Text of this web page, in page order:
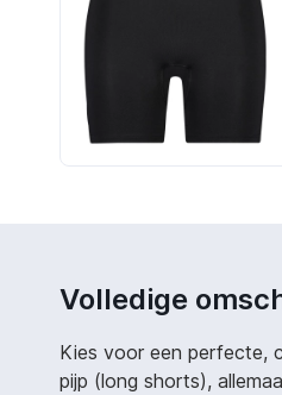
Volledige
Kies voor een perfecte,
pijp (long shorts),